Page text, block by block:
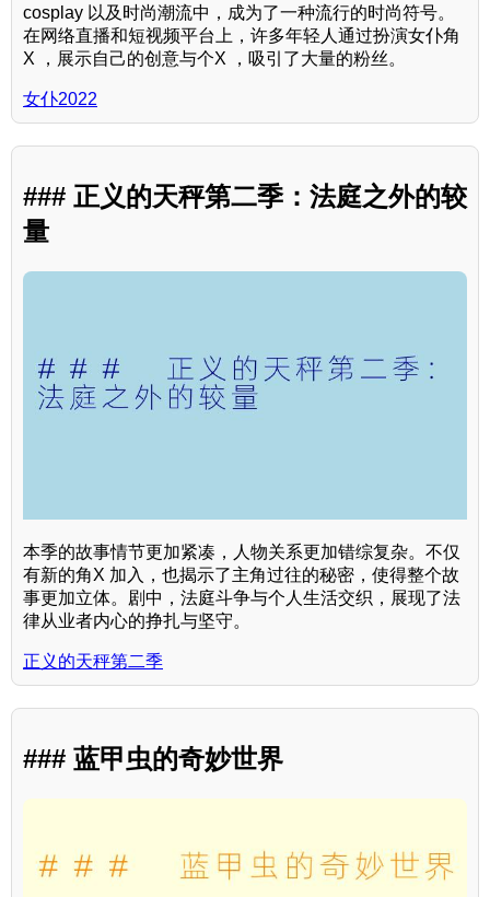
cosplay 以及时尚潮流中，成为了一种流行的时尚符号。
在网络直播和短视频平台上，许多年轻人通过扮演女仆角
X ，展示自己的创意与个X ，吸引了大量的粉丝。
女仆2022
### 正义的天秤第二季：法庭之外的较
量
本季的故事情节更加紧凑，人物关系更加错综复杂。不仅
有新的角X 加入，也揭示了主角过往的秘密，使得整个故
事更加立体。剧中，法庭斗争与个人生活交织，展现了法
律从业者内心的挣扎与坚守。
正义的天秤第二季
### 蓝甲虫的奇妙世界